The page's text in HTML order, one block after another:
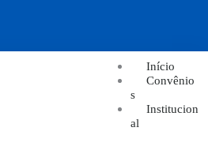
Início
Convênio
s
Institucion
al